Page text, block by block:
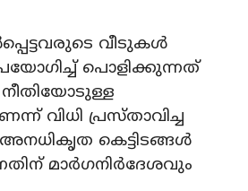
വീടുകള്‍
പൊളിക്കുന്നത്
വിധി പ്രസ്താവിച്ച
കെട്ടിടങ്ങള്‍
മാര്‍ഗനിര്‍ദേശവും